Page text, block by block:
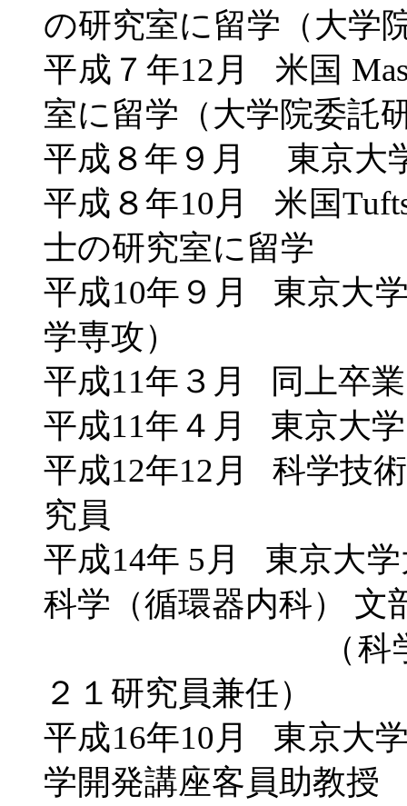
の研究室に留学（大学
平成７年12月 米国
室に留学（大学院委託
平成８年９月 東京大
平成８年10月 米国
士の研究室に留学
平成10年９月 東京大
学専攻）
平成11年３月 同上卒業
平成11年４月 東京大
平成12年12月 科学技
究員
平成14年 5月 東京大
科学（循環器内科） 文
（科学技術振
２１研究員兼任）
平成16年10 月 東京大
学開発講座客員助教授